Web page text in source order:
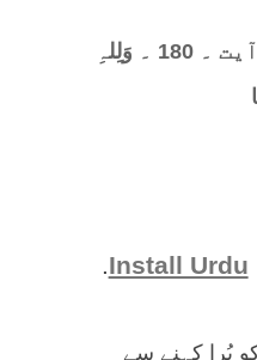
سُورت ۔ 7 ۔ الْأَعْرَاف ۔ آیت ۔ 180 ۔ وَلِلہِ
Install Urdu
.
بُرا کہنے سے